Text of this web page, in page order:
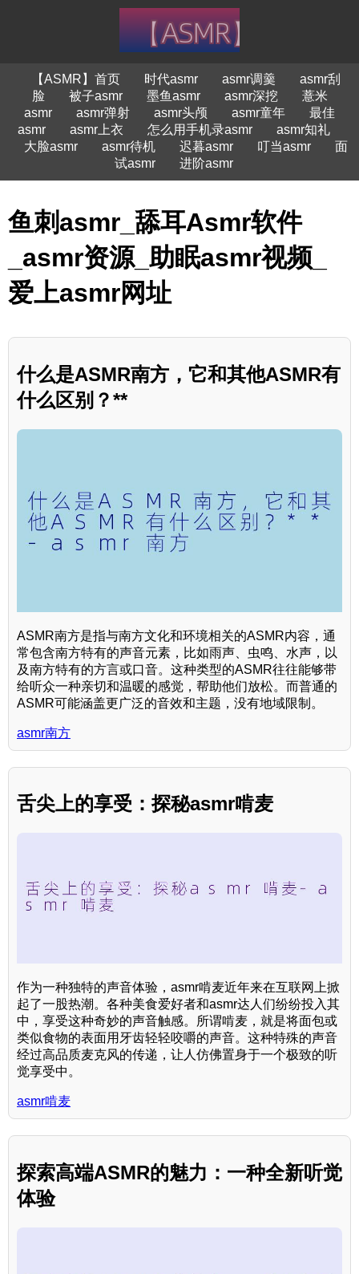
【ASMR】首页 时代asmr asmr调羹
asmr刮
脸
被子asmr 墨鱼asmr asmr深挖
薏米
asmr
asmr弹射 asmr头颅 asmr童年
最佳
asmr
asmr上衣 怎么用手机录asmr
asmr知礼
大脸asmr
asmr待机 迟暮asmr 叮当asmr
面
试asmr
进阶asmr
鱼刺asmr_舔耳Asmr软件
_asmr资源_助眠asmr视频_
爱上asmr网址
什么是ASMR南方，它和其他ASMR有
什么区别？**
ASMR南方是指与南方文化和环境相关的ASMR内容，通
常包含南方特有的声音元素，比如雨声、虫鸣、水声，以
及南方特有的方言或口音。这种类型的ASMR往往能够带
给听众一种亲切和温暖的感觉，帮助他们放松。而普通的
ASMR可能涵盖更广泛的音效和主题，没有地域限制。
asmr南方
舌尖上的享受：探秘asmr啃麦
作为一种独特的声音体验，asmr啃麦近年来在互联网上掀
起了一股热潮。各种美食爱好者和asmr达人们纷纷投入其
中，享受这种奇妙的声音触感。所谓啃麦，就是将面包或
类似食物的表面用牙齿轻轻咬嚼的声音。这种特殊的声音
经过高品质麦克风的传递，让人仿佛置身于一个极致的听
觉享受中。
asmr啃麦
探索高端ASMR的魅力：一种全新听觉
体验